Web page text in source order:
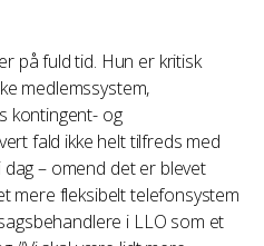
på fuld tid. Hun er kritisk
medlemssystem,
kontingent- og
fald ikke helt tilfreds med
– omend det er blevet
mere fleksibelt telefonsystem
i LLO som et